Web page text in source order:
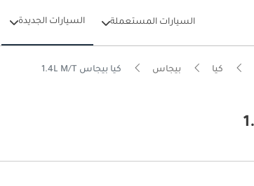
السيارات المستعملة السيارات الجديدة
كيا بيجاس كيا بيجاس 1.4L M/T